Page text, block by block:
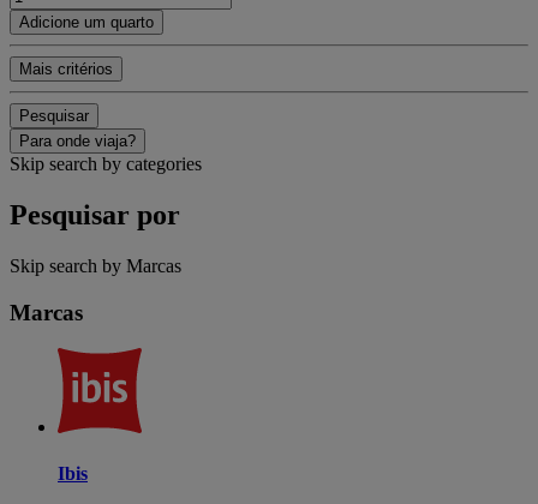
Adicione um quarto
Mais critérios
Pesquisar
Para onde viaja?
Skip search by categories
Pesquisar por
Skip search by Marcas
Marcas
Ibis